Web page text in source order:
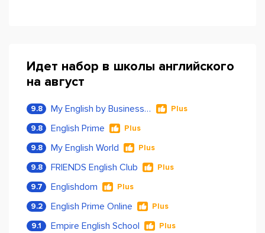
Идет набор в школы английского
на август
9.8 My English by Business Language Plus
9.8 English Prime Plus
9.8 My English World Plus
9.8 FRIENDS English Club Plus
9.7 Englishdom Plus
9.2 English Prime Online Plus
9.1 Empire English School Plus